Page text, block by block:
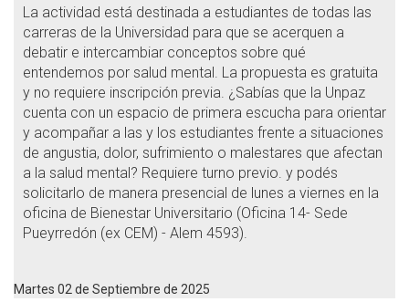
La actividad está destinada a estudiantes de todas las
carreras de la Universidad para que se acerquen a
debatir e intercambiar conceptos sobre qué
entendemos por salud mental. La propuesta es gratuita
y no requiere inscripción previa. ¿Sabías que la Unpaz
cuenta con un espacio de primera escucha para orientar
y acompañar a las y los estudiantes frente a situaciones
de angustia, dolor, sufrimiento o malestares que afectan
a la salud mental? Requiere turno previo. y podés
solicitarlo de manera presencial de lunes a viernes en la
oficina de Bienestar Universitario (Oficina 14- Sede
Pueyrredón (ex CEM) - Alem 4593).
Martes 02 de Septiembre de 2025